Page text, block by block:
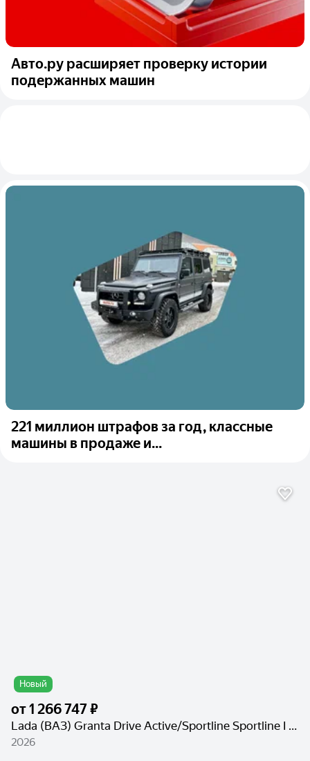
Авто.ру расширяет проверку истории
подержанных машин
221 миллион штрафов за год, классные
машины в продаже и...
Новый
от1 266 747 ₽
Lada (ВАЗ) Granta Drive Active/Sportline Sportline I Рестайлинг
2026